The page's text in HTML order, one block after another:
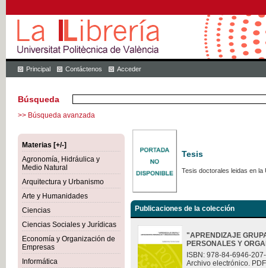
Principal Contáctenos Acceder
Búsqueda
>> Búsqueda avanzada
Materias [+/-]
Agronomía, Hidráulica y
Medio Natural
Arquitectura y Urbanismo
Arte y Humanidades
Ciencias
Ciencias Sociales y Jurídicas
Economía y Organización de
Empresas
Informática
Tesis
Tesis doctorales leidas en la
Publicaciones de la colección
"APRENDIZAJE
PERSONALES Y
ISBN: 978-84-6946-
Archivo electrónico.